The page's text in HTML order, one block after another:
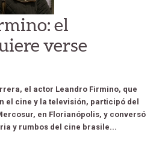
el
verse
el actor Leandro Firmino, que
el cine y la televisión, participó del
en Florianópolis, y conversó
y rumbos del cine brasile...